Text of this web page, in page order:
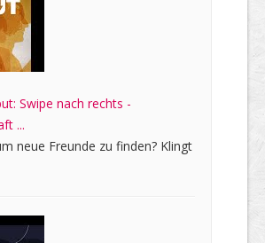
Swipe nach rechts -
...
neue Freunde zu finden? Klingt